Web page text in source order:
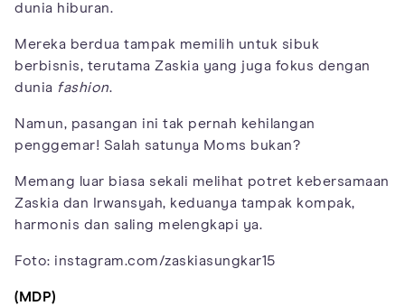
dunia hiburan.
Mereka berdua tampak memilih untuk sibuk
berbisnis, terutama Zaskia yang juga fokus dengan
dunia fashion.
Namun, pasangan ini tak pernah kehilangan
penggemar! Salah satunya Moms bukan?
Memang luar biasa sekali melihat potret kebersamaan
Zaskia dan Irwansyah, keduanya tampak kompak,
harmonis dan saling melengkapi ya.
Foto: instagram.com/zaskiasungkar15
(MDP)